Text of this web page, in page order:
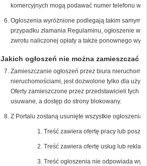
komercyjnych mogą podawać numer telefonu w
Ogłoszenia wyróżnione podlegają takim samym
przypadku złamania Regulaminu, ogłoszenie
zwrotu naliczonej opłaty a także ponownego
Jakich ogłoszeń nie można zamieszczać
Zamieszczanie ogłoszeń przez biura
nieruchomościami, jest dozwolone tylko dla
Oferty zamieszczone przez przedstawicieli tych
usuwane, a dostęp do strony blokowany.
Z Portalu zostaną usunięte wszystkie ogłoszenia,
Treść zawiera ofertę pracy lub
Treść zawiera ofertę usług lub
Treść ogłoszenia nie odpowiada